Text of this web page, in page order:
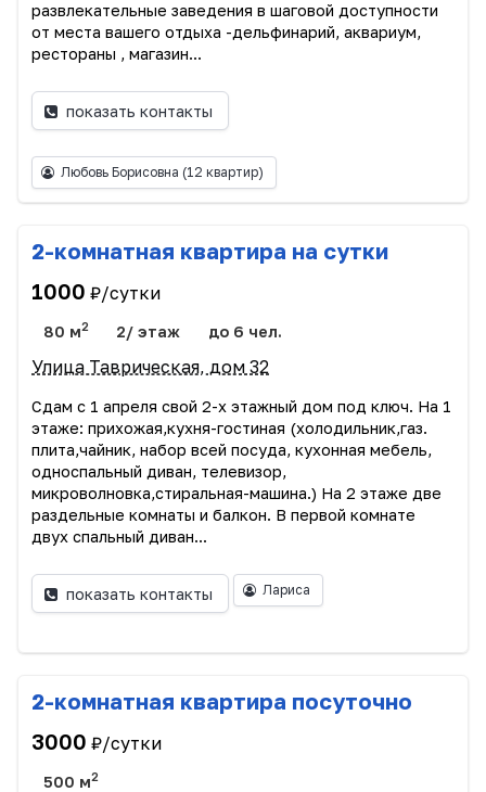
развлекательные заведения в шаговой доступности
от места вашего отдыха -дельфинарий, аквариум,
рестораны , магазин...
показать контакты
Любовь Борисовна (12 квартир)
2-комнатная квартира на сутки
1000 ₽/сутки
80 м2 2/ этаж до 6 чел.
Улица Таврическая, дом 32
Сдам с 1 апреля свой 2-х этажный дом под ключ. На 1
этаже: прихожая,кухня-гостиная (холодильник,газ.
плита,чайник, набор всей посуда, кухонная мебель,
односпальный диван, телевизор,
микроволновка,стиральная-машина.) На 2 этаже две
раздельные комнаты и балкон. В первой комнате
двух спальный диван...
показать контакты Лариса
2-комнатная квартира посуточно
3000 ₽/сутки
500 м2